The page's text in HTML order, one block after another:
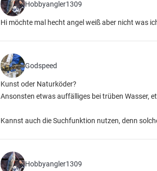
Hobbyangler1309
Hi möchte mal hecht angel weiß aber nicht was
Godspeed
Kunst oder Naturköder?
Ansonsten etwas auffälliges bei trüben Wasser,
Kannst auch die Suchfunktion nutzen, denn
Hobbyangler1309